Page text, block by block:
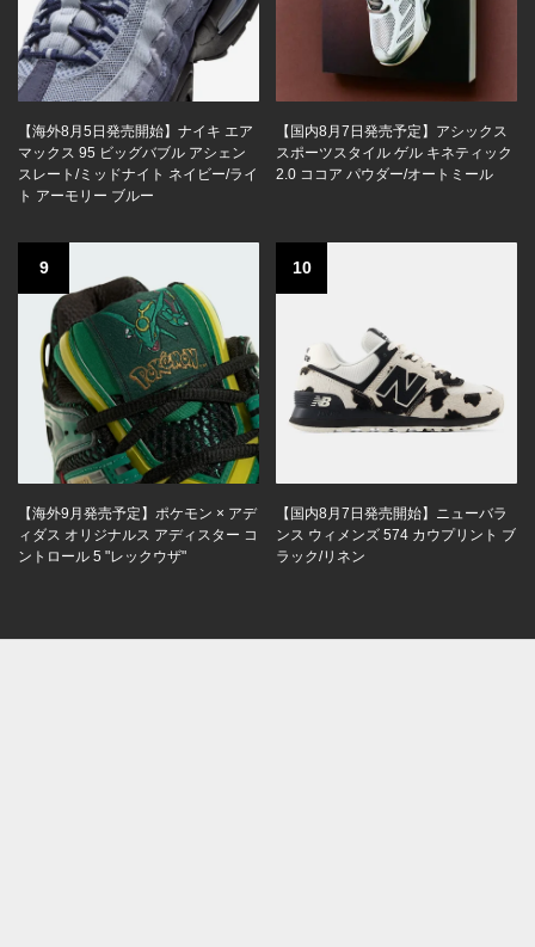
【海外8月5日発売開始】ナイキ エア
マックス 95 ビッグバブル アシェン
スレート/ミッドナイト ネイビー/ライ
ト アーモリー ブルー
【国内8月7日発売予定】アシックス
スポーツスタイル ゲル キネティック
2.0 ココア パウダー/オートミール
9
【海外9月発売予定】ポケモン × アデ
ィダス オリジナルス アディスター コ
ントロール 5 "レックウザ"
10
【国内8月7日発売開始】ニューバラ
ンス ウィメンズ 574 カウプリント ブ
ラック/リネン